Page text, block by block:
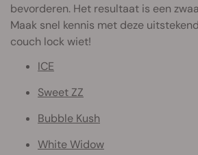
bevorderen. Het resultaat is een
Maak snel kennis met deze
couch lock wiet!
ICE
Sweet ZZ
Bubble Kush
White Widow